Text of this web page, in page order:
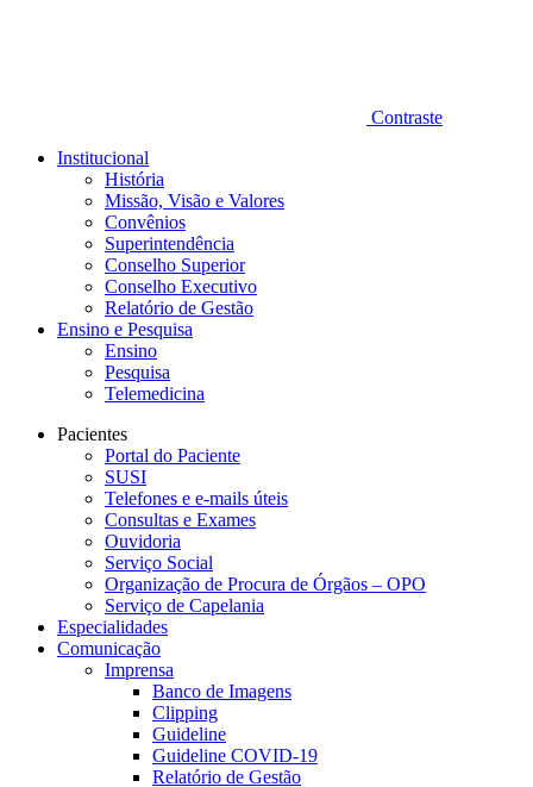
Contraste
Institucional
História
Missão, Visão e Valores
Convênios
Superintendência
Conselho Superior
Conselho Executivo
Relatório de Gestão
Ensino e Pesquisa
Ensino
Pesquisa
Telemedicina
Pacientes
Portal do Paciente
SUSI
Telefones e e-mails úteis
Consultas e Exames
Ouvidoria
Serviço Social
Organização de Procura de Órgãos – OPO
Serviço de Capelania
Especialidades
Comunicação
Imprensa
Banco de Imagens
Clipping
Guideline
Guideline COVID-19
Relatório de Gestão